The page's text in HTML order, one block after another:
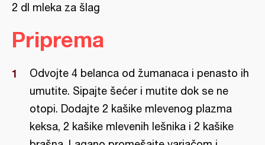
2 dl mleka za šlag
Priprema
Odvojte 4 belanca od žumanaca i penasto ih
umutite. Sipajte šećer i mutite dok se ne
otopi. Dodajte 2 kašike mlevenog plazma
keksa, 2 kašike mlevenih lešnika i 2 kašike